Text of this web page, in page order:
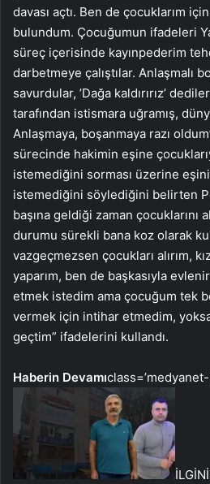
davası açtı. Ben de çocuklarım
bulundum. Çocuğumun ifadeleri
süreç içerisinde kayınpederim
darbetmeye çalıştılar. Anlaşmalı
savurdular, ’Dağa kaldırırız’
tarafından istismara uğramış,
Anlaşmaya, boşanmaya razı
sürecinde hakimin eşine
istemediğini sorması üzerine
istemediğini söylediğini belirten
başına geldiği zaman çocuklarını
durumu sürekli bana koz olarak
vazgeçmezsen çocukları alırım,
yaparım, ben de başkasıyla
etmek istedim ama çocuğum tek
vermek için intihar etmedim,
geçtim” ifadelerini kullandı.
Haberin Devamı